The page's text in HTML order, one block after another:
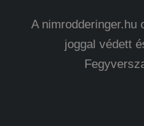
A nimrodderinger.hu
joggal védett